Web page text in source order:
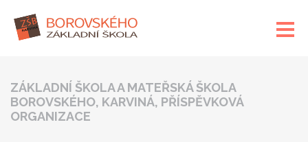
ZÁKLADNÍ ŠKOLA A MATEŘSKÁ ŠKOLA
BOROVSKÉHO, KARVINÁ, PŘÍSPĚVKOVÁ
ORGANIZACE